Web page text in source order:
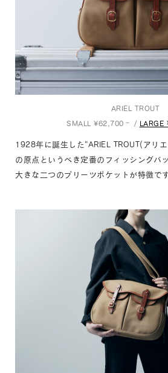
ARIEL TROUT
SMALL ¥62,700‐ /
1928年に誕生した“ARIEL TROUT(アリ
の原点というべき定番のフィッシングバッ
大きな二つのプリーツポケットが特徴です